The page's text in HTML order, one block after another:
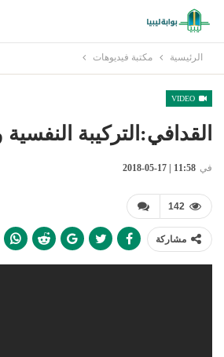
الرئيسية مكتبة فيديوهات
القدافي:التركيبة النفسية
في 11:58 | 17-05-2018
142
مشاركة